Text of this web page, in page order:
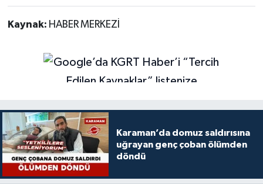
Kaynak: HABER MERKEZİ
Karaman’da domuz saldırısına
uğrayan genç çoban ölümden
döndü